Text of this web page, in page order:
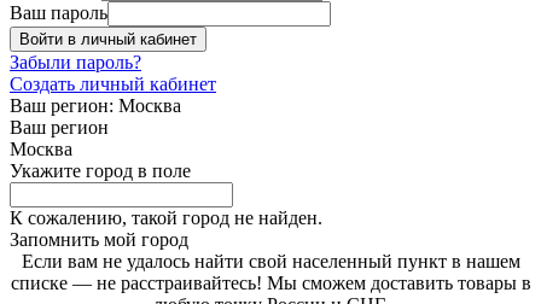
Ваш пароль
Войти в личный кабинет
Забыли пароль?
Создать личный кабинет
Ваш регион: Москва
Ваш регион
Москва
Укажите город в поле
К сожалению, такой город не найден.
Запомнить мой город
Если вам не удалось найти свой населенный пункт в нашем
списке — не расстраивайтесь! Мы сможем доставить товары в